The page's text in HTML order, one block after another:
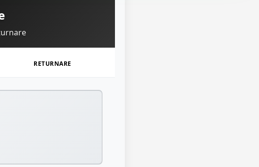
RETURNARE